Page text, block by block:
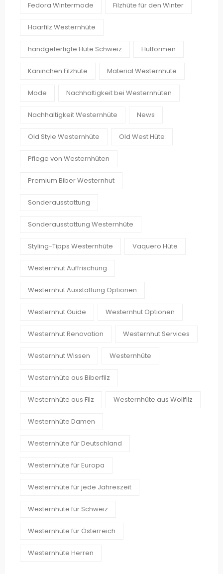
Fedora Wintermode Filzhüte für den Winter
Haarfilz Westernhüte
handgefertigte Hüte Schweiz Hutformen
Kaninchen Filzhüte Material Westernhüte
Mode Nachhaltigkeit bei Westernhüten
Nachhaltigkeit Westernhüte News
Old Style Westernhüte Old West Hüte
Pflege von Westernhüten
Premium Biber Westernhut
Sonderausstattung
Sonderausstattung Westernhüte
Styling-Tipps Westernhüte Vaquero Hüte
Westernhut Auffrischung
Westernhut Ausstattung Optionen
Westernhut Guide Westernhut Optionen
Westernhut Renovation Westernhut Services
Westernhut Wissen Westernhüte
Westernhüte aus Biberfilz
Westernhüte aus Filz Westernhüte aus Wollfilz
Westernhüte Damen
Westernhüte für Deutschland
Westernhüte für Europa
Westernhüte für jede Jahreszeit
Westernhüte für Schweiz
Westernhüte für Österreich
Westernhüte Herren